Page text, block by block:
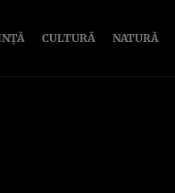
CULTURĂ NATURĂ